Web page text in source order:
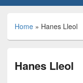
Home » Hanes Lleol
Hanes Lleol